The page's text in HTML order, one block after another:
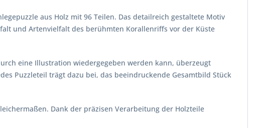
aus Holz mit 96 Teilen. Das detailreich gestaltete Motiv
und Artenvielfalt des berühmten Korallenriffs vor der Küste
eine Illustration wiedergegeben werden kann, überzeugt
Puzzleteil trägt dazu bei, das beeindruckende Gesamtbild Stück
Dank der präzisen Verarbeitung der Holzteile